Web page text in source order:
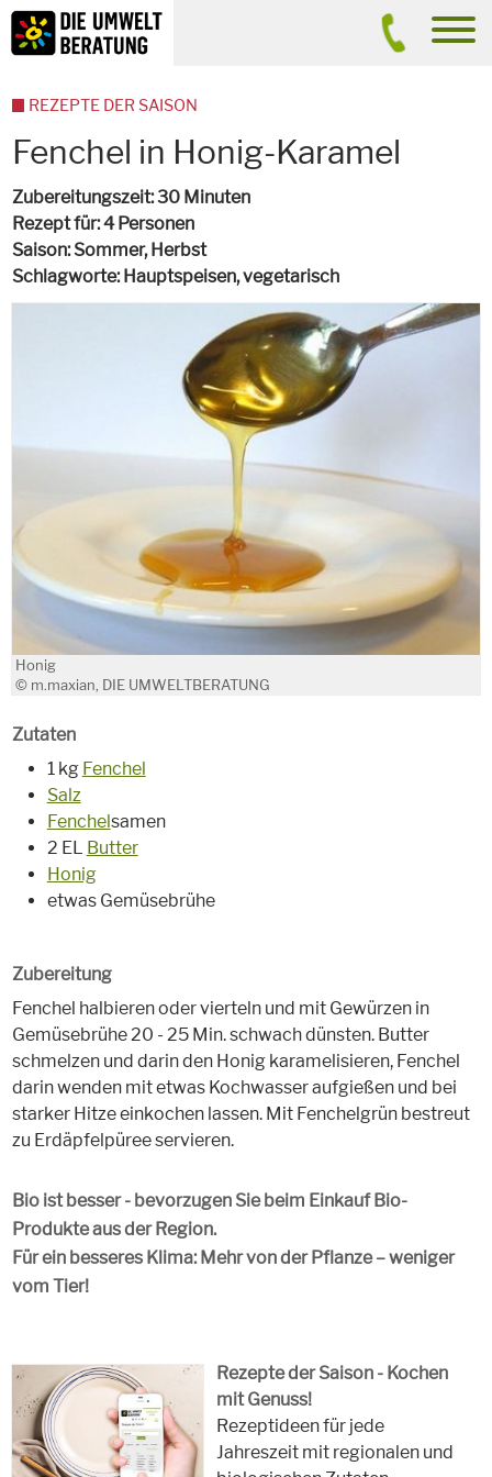
Inhalt
Suche
Fenchel in Honig-Karamel
Zubereitungszeit 30 Minuten
Rezept für 4 Personen
Saison Sommer, Herbst
Schlagworte Hauptspeisen,vegetarisch
Honig
© m.maxian, DIE UMWELTBERATUNG
Zutaten
1 kg Fenchel
Salz
Fenchelsamen
2 EL Butter
Honig
etwas Gemüsebrühe
Zubereitung
Fenchel halbieren oder vierteln und mit Gewürzen in
Gemüsebrühe 20 - 25 Min. schwach dünsten. Butter
schmelzen und darin den Honig karamelisieren, Fenchel
darin wenden mit etwas Kochwasser aufgießen und bei
starker Hitze einkochen lassen. Mit Fenchelgrün bestreut
zu Erdäpfelpüree servieren.
Bio ist besser - bevorzugen Sie beim Einkauf Bio-
Produkte aus der Region.
Für ein besseres Klima: Mehr von der Pflanze – weniger
vom Tier!
Rezepte der Saison - Kochen
mit Genuss!
Rezeptideen für jede
Jahreszeit mit regionalen und
REZEPTE DER SAISON